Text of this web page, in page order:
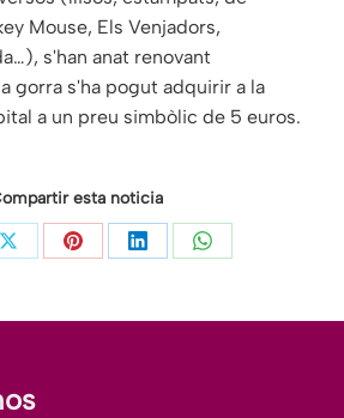
Mouse, Els Venjadors,
s'han anat renovant
gorra s'ha pogut adquirir a la
a un preu simbòlic de 5 euros.
esta noticia
Share
X
Share
Pinterest
Share
LinkedIn
Share
WhatsApp